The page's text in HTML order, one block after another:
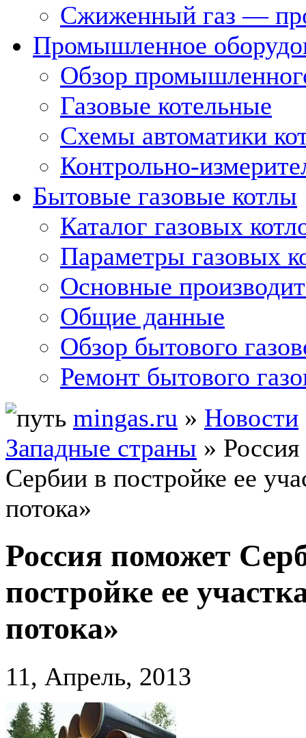
Сжиженный газ —
Промышленное
Обзор
Газовые котельные
Схемы автоматики
Контрольно-
Бытовые газовые котлы
Каталог газовых
Параметры газовых
Основные
Общие данные
Обзор бытового
Ремонт бытового
mingas.ru » Новости
Западные страны »
Сербии в постройке ее
потока»
Россия поможет
постройке ее
потока»
11, Апрель, 2013